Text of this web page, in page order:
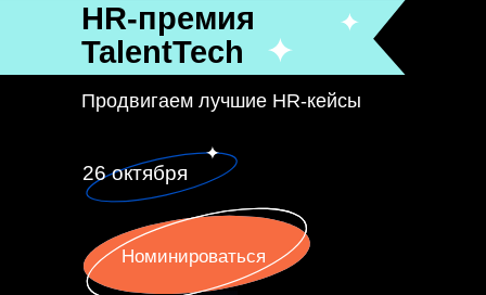
Номинироваться
Продвигаем лучшие HR-кейсы
HR-премия
TalentTech
26 октября